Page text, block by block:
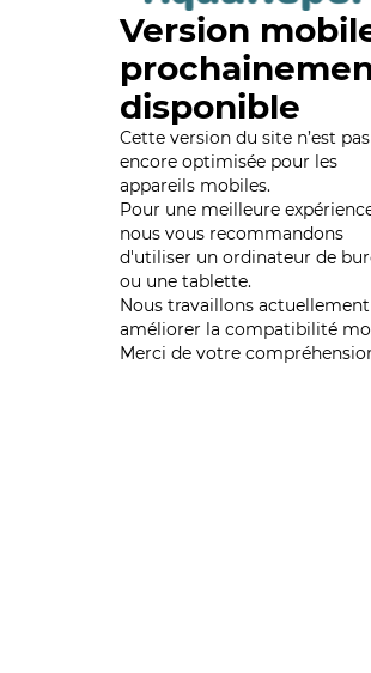
Version
disponible
Cette version du site n’est pas
encore optimisée pour les
appareils mobiles.
Pour une meilleure
nous vous recommandons
d'utiliser un ordinateur de
ou une tablette.
Nous travaillons actuellement
améliorer la compatibilité
Merci de votre